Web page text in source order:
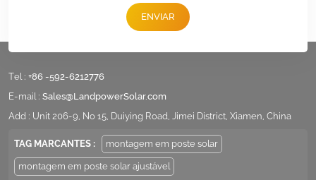
ENVIAR
Tel : +86 -592-6212776
E-mail : Sales@LandpowerSolar.com
Add : Unit 206-9, No 15, Duiying Road, Jimei District, Xiamen, China
TAG MARCANTES : montagem em poste solar
montagem em poste solar ajustável